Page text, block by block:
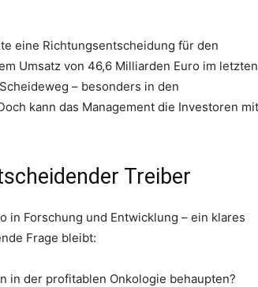
eine Richtungsentscheidung für den
Umsatz von 46,6 Milliarden Euro im letzten
– besonders in den
kann das Management die Investoren mit
Treiber
in Forschung und Entwicklung – ein klares
Frage bleibt:
in der profitablen Onkologie behaupten?